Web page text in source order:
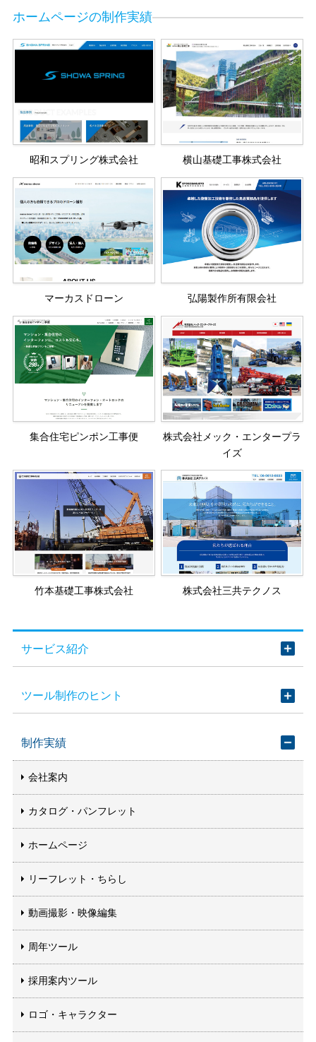
ホームページの制作実績
昭和スプリング株式会社 横山基礎工事株式会社
マーカスドローン 弘陽製作所有限会社
集合住宅ピンポン工事便
株式会社メック・エンタープラ
イズ
竹本基礎工事株式会社 株式会社三共テクノス
サービス紹介
ツール制作のヒント
制作実績
会社案内
カタログ・パンフレット
ホームページ
リーフレット・ちらし
動画撮影・映像編集
周年ツール
採用案内ツール
ロゴ・キャラクター